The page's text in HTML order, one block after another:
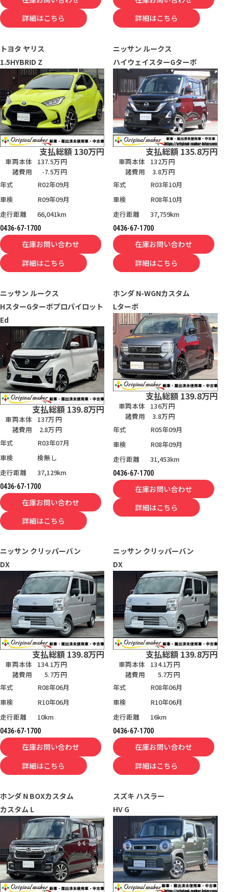
詳細はこちら
詳細はこちら
トヨタ ヤリス
1.5HYBRID Z
支払総額 130万円
車両本体
137.5万円
諸費用
-7.5万円
年式
R02年09月
車検
R09年09月
走行距離
66,041km
0436-67-1700
在庫お問い合わせ
詳細はこちら
ニッサン ルークス
ハイウェイスターGターボ
支払総額 135.8万円
車両本体
132万円
諸費用
3.8万円
年式
R03年10月
車検
R08年10月
走行距離
37,759km
0436-67-1700
在庫お問い合わせ
詳細はこちら
ニッサン ルークス
HスターGターボプロパイロット
Ed
支払総額 139.8万円
車両本体
137万円
諸費用
2.8万円
年式
R03年07月
車検
検無し
走行距離
37,129km
0436-67-1700
在庫お問い合わせ
詳細はこちら
ホンダ N-WGNカスタム
Lターボ
支払総額 139.8万円
車両本体
136万円
諸費用
3.8万円
年式
R05年09月
車検
R08年09月
走行距離
31,453km
0436-67-1700
在庫お問い合わせ
詳細はこちら
ニッサン クリッパーバン
DX
支払総額 139.8万円
車両本体
134.1万円
諸費用
5.7万円
年式
R08年06月
車検
R10年06月
走行距離
10km
0436-67-1700
在庫お問い合わせ
詳細はこちら
ニッサン クリッパーバン
DX
支払総額 139.8万円
車両本体
134.1万円
諸費用
5.7万円
年式
R08年06月
車検
R10年06月
走行距離
16km
0436-67-1700
在庫お問い合わせ
詳細はこちら
ホンダ N BOXカスタム
カスタム L
スズキ ハスラー
HV G